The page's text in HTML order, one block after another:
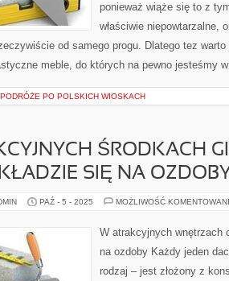
ponieważ wiąże się to z
właściwie niepowtarzalne,
od samego progu. Dlatego tez
meble, do których na pewno jesteśmy
PODRÓŻE PO POLSKICH WIOSKACH
ŚRODKACH
SIĘ NA
PAŹ - 5 - 2025 MOŻLIWOŚĆ
W atrakcyjnych wnętrzach
na ozdoby Każdy jeden
rodzaj – jest złożony z